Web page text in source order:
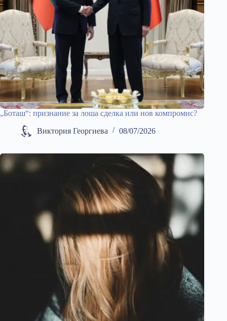
„Боташ“: признание за лоша сделка или нов компромис?
Виктория Георгиева 08/07/2026